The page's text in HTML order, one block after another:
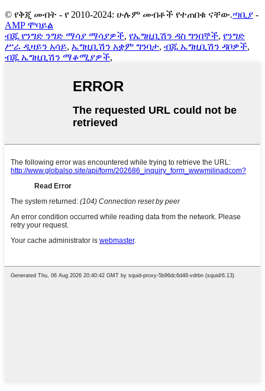
© የቅጂ መብት - የ 2010-2024: ሁሉም መብቶች የተጠበቁ ናቸው.ጣቢያ -
AMP ሞባይል
ብጁ የንግድ ንግድ ማሳያ ማሳያዎች, የኤግዚቢሽን ዳስ ግንበኞች, የንግድ
ሥራ ዲዛይን አሳይ, ኤግዚቢሽን አቋም ግንባታ, ብጁ ኤግዚቢሽን ዳቦዎች,
ብጁ ኤግዚቢሽን ማቆሚያዎች,